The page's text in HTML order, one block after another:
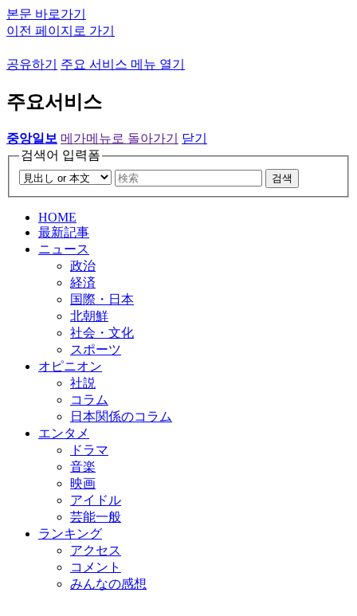
본문 바로가기
이전 페이지로 가기
공유하기 주요 서비스 메뉴 열기
주요서비스
중앙일보 메가메뉴로 돌아가기
닫기
검색어 입력폼
검색
HOME
最新記事
ニュース
政治
経済
国際・日本
北朝鮮
社会・文化
スポーツ
オピニオン
社説
コラム
日本関係のコラム
エンタメ
ドラマ
音楽
映画
アイドル
芸能一般
ランキング
アクセス
コメント
みんなの感想